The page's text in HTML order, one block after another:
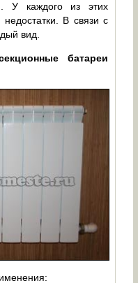
У каждого из этих
В связи с
вид.
батареи